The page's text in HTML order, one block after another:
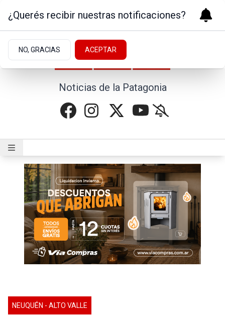
Noticias de la Patagonia
NEUQUÉN - ALTO VALLE
¿Querés recibir nuestras notificaciones?
NO, GRACIAS ACEPTAR